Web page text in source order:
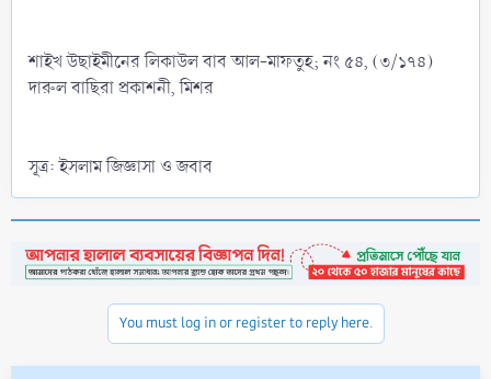
শাইখ উছাইমীনের লিকাউল বাব আল-মাফতুহ; নং ৫৪, (৩/১৭৪)
দারুল বাছিরা প্রকাশনী, মিশর
সূত্র: ইসলাম জিজ্ঞাসা ও জবাব
You must log in or register to reply here.